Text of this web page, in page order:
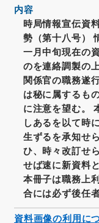
内容
時局情報宣伝資
勢（第十八号）
一月中旬現在の
のを連絡調製の
関係官の職務遂
は秘に属するも
に注意を望む。
しあるを以て時
生ずるを承知せ
ひ、時々改訂せ
せば速に新資料
本冊子は職務上
合には必ず後任
資料画像の利用に